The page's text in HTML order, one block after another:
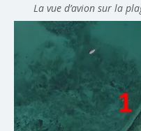
La vue d’avion sur la